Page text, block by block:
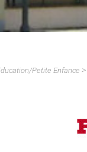
Petite Enfance >